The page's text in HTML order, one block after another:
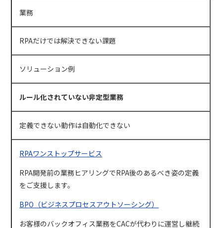
業務
RPAだけでは解決できない課題
ソリューション例
ルール化されていない非定型業務
定義できない動作は自動化できない
RPAワンストップサービス
RPA開発前の業務ヒアリングでRPA後のあるべき姿の定義
をご支援します。
BPO（ビジネスプロセスアウトソーシング）
お客様のバックオフィス業務をCACが代わりに運営し継続